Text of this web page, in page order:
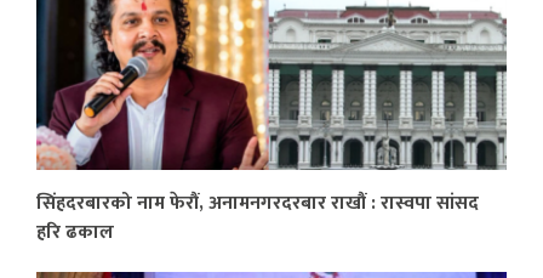
सिंहदरबारको नाम फेरौं, अनामनगरदरबार राखौं : रास्वपा सांसद
हरि ढकाल